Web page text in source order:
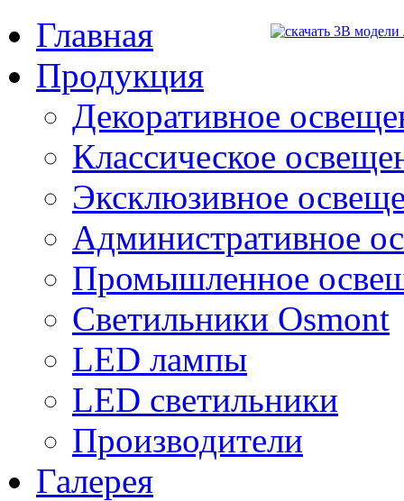
Главная
Продукция
Декоративное
Классическое
Эксклюзивное
Административное
Промышленное
Светильники Osmont
LED лампы
LED светильники
Производители
Галерея